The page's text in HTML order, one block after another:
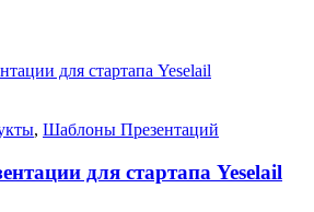
, Шаблоны Презентаций
для стартапа Yeselail